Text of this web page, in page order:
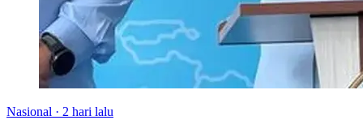
Nasional · 2 hari lalu